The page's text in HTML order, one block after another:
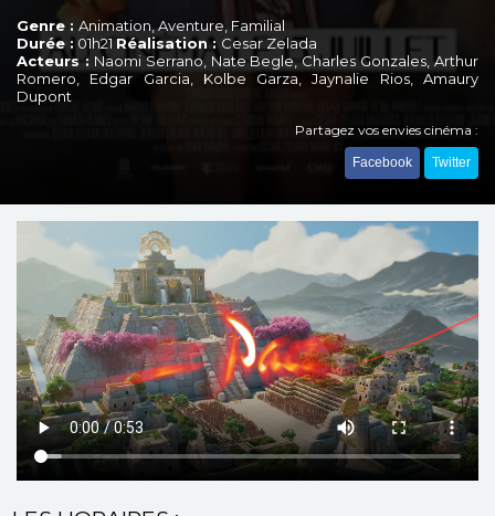
Genre : Animation, Aventure, Familial
Durée : 01h21 Réalisation : Cesar Zelada
Acteurs :Naomi Serrano, Nate Begle, Charles Gonzales, Arthur
Romero, Edgar Garcia, Kolbe Garza, Jaynalie Rios, Amaury
Dupont
Partagez vos envies cinéma :
Facebook Twitter